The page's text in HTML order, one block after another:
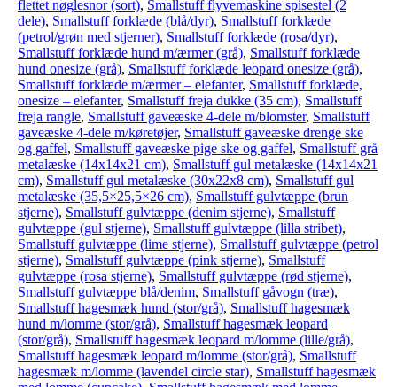
flettet nøglesnor (sort), Smallstuff flyvemaskine spisestel (2
dele), Smallstuff forklæde (blå/dyr), Smallstuff forklæde
(petrol/grøn med stjerner), Smallstuff forklæde (rosa/dyr),
Smallstuff forklæde hund m/ærmer (grå), Smallstuff forklæde
hund onesize (grå), Smallstuff forklæde leopard onesize (grå),
Smallstuff forklæde m/ærmer – elefanter, Smallstuff forklæde,
onesize – elefanter, Smallstuff freja dukke (35 cm), Smallstuff
freja rangle, Smallstuff gaveæske 4-dele m/blomster, Smallstuff
gaveæske 4-dele m/køretøjer, Smallstuff gaveæske drenge ske
og gaffel, Smallstuff gaveæske pige ske og gaffel, Smallstuff grå
metalæske (14x14x21 cm), Smallstuff gul metalæske (14x14x21
cm), Smallstuff gul metalæske (30x22x8 cm), Smallstuff gul
metalæske (35,5×25,5×26 cm), Smallstuff gulvtæppe (brun
stjerne), Smallstuff gulvtæppe (denim stjerne), Smallstuff
gulvtæppe (gul stjerne), Smallstuff gulvtæppe (lilla stribet),
Smallstuff gulvtæppe (lime stjerne), Smallstuff gulvtæppe (petrol
stjerne), Smallstuff gulvtæppe (pink stjerne), Smallstuff
gulvtæppe (rosa stjerne), Smallstuff gulvtæppe (rød stjerne),
Smallstuff gulvtæppe blå/denim, Smallstuff gåvogn (træ),
Smallstuff hagesmæk hund (stor/grå), Smallstuff hagesmæk
hund m/lomme (stor/grå), Smallstuff hagesmæk leopard
(stor/grå), Smallstuff hagesmæk leopard m/lomme (lille/grå),
Smallstuff hagesmæk leopard m/lomme (stor/grå), Smallstuff
hagesmæk m/lomme (lavendel circle star), Smallstuff hagesmæk